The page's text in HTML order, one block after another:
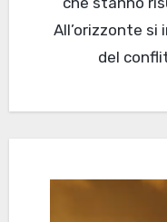
All’orizzonte
del